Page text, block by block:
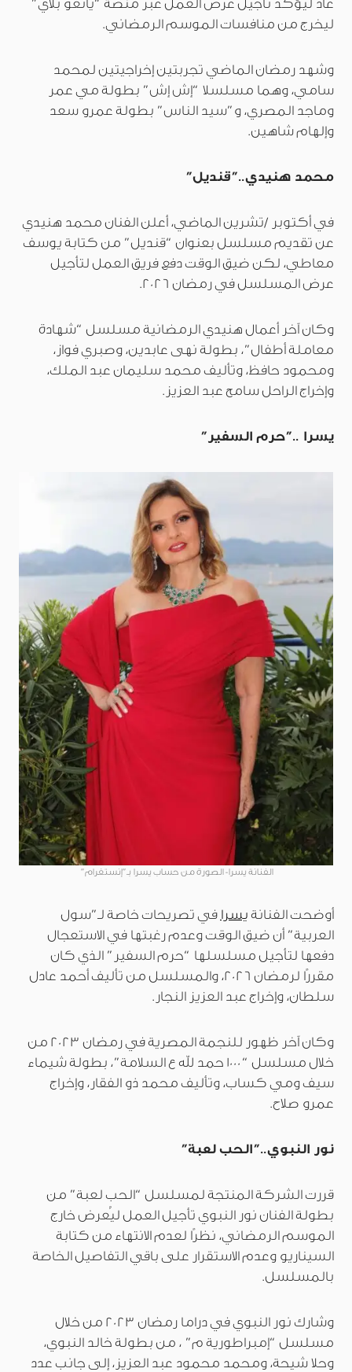
عاد ليؤكد تأجيل عرض العمل عبر منصة “يانغو بلاي”
ليخرج من منافسات الموسم الرمضاني.
وشهد رمضان الماضي تجربتين إخراجيتين لمحمد
سامي، وهما مسلسلا “إش إش” بطولة مي عمر
وماجد المصري، و”سيد الناس” بطولة عمرو سعد
وإلهام شاهين.
محمد هنيدي..”قنديل”
في أكتوبر /تشرين الماضي، أعلن الفنان محمد هنيدي
عن تقديم مسلسل بعنوان “قنديل” من كتابة يوسف
معاطي، لكن ضيق الوقت دفع فريق العمل لتأجيل
عرض المسلسل في رمضان 2026.
وكان آخر أعمال هنيدي الرمضانية مسلسل “شهادة
معاملة أطفال”، بطولة نهى عابدين، وصبري فواز،
ومحمود حافظ، وتأليف محمد سليمان عبد الملك،
وإخراج الراحل سامح عبد العزيز.
يسرا ..”حرم السفير”
الفنانة يسرا- الصورة من حساب يسرا بـ”إنستغرام”
أوضحت الفنانة يسرا في تصريحات خاصة لـ”سول
العربية” أن ضيق الوقت وعدم رغبتها في الاستعجال
دفعها لتأجيل مسلسلها “حرم السفير” الذي كان
مقررًا لرمضان 2026، والمسلسل من تأليف أحمد عادل
سلطان، وإخراج عبد العزيز النجار.
وكان آخر ظهور للنجمة المصرية في رمضان 2023 من
خلال مسلسل “1000 حمد لله ع السلامة”، بطولة شيماء
سيف ومي كساب، وتأليف محمد ذو الفقار، وإخراج
عمرو صلاح.
نور النبوي..”الحب لعبة”
قررت الشركة المنتجة لمسلسل “الحب لعبة” من
بطولة الفنان نور النبوي تأجيل العمل ليُعرض خارج
الموسم الرمضاني، نظرًا لعدم الانتهاء من كتابة
السيناريو وعدم الاستقرار على باقي التفاصيل الخاصة
بالمسلسل.
وشارك نور النبوي في دراما رمضان 2023 من خلال
مسلسل “إمبراطورية م” ، من بطولة خالد النبوي،
وحلا شيحة، ومحمد محمود عبد العزيز، إلى جانب عدد